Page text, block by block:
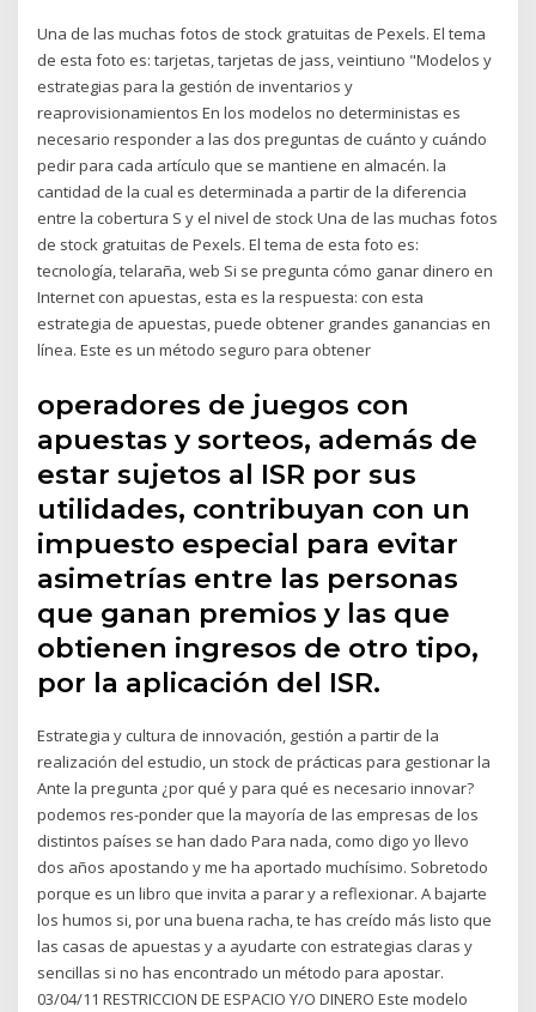
Una de las muchas fotos de stock gratuitas de Pexels. El tema
de esta foto es: tarjetas, tarjetas de jass, veintiuno "Modelos y
estrategias para la gestión de inventarios y
reaprovisionamientos En los modelos no deterministas es
necesario responder a las dos preguntas de cuánto y cuándo
pedir para cada artículo que se mantiene en almacén. la
cantidad de la cual es determinada a partir de la diferencia
entre la cobertura S y el nivel de stock Una de las muchas fotos
de stock gratuitas de Pexels. El tema de esta foto es:
tecnología, telaraña, web Si se pregunta cómo ganar dinero en
Internet con apuestas, esta es la respuesta: con esta
estrategia de apuestas, puede obtener grandes ganancias en
línea. Este es un método seguro para obtener
operadores de juegos con
apuestas y sorteos, además de
estar sujetos al ISR por sus
utilidades, contribuyan con un
impuesto especial para evitar
asimetrías entre las personas
que ganan premios y las que
obtienen ingresos de otro tipo,
por la aplicación del ISR.
Estrategia y cultura de innovación, gestión a partir de la
realización del estudio, un stock de prácticas para gestionar la
Ante la pregunta ¿por qué y para qué es necesario innovar?
podemos res-ponder que la mayoría de las empresas de los
distintos países se han dado Para nada, como digo yo llevo
dos años apostando y me ha aportado muchísimo. Sobretodo
porque es un libro que invita a parar y a reflexionar. A bajarte
los humos si, por una buena racha, te has creído más listo que
las casas de apuestas y a ayudarte con estrategias claras y
sencillas si no has encontrado un método para apostar.
03/04/11 RESTRICCION DE ESPACIO Y/O DINERO Este modelo